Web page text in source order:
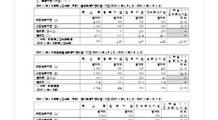
採用情報
お問い合わせ
免責事項サイトマップ勧誘方針IRポリシー